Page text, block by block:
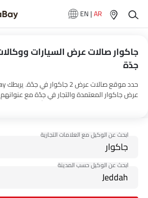
EN|AR
جاكوار صالات عرض السيارات
جدّة
عرض جاكوار المعتمدة والتجار في جدّة مع
الكاملة. لمزيد من المعلومات حول أسعار السيارات